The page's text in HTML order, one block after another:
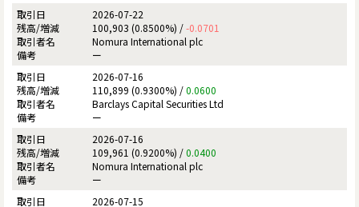
2026-07-22
100,903 (0.8500%) /-0.0701
Nomura International plc
ー
2026-07-16
110,899 (0.9300%) /0.0600
Barclays Capital Securities Ltd
ー
2026-07-16
109,961 (0.9200%) /0.0400
Nomura International plc
ー
2026-07-15